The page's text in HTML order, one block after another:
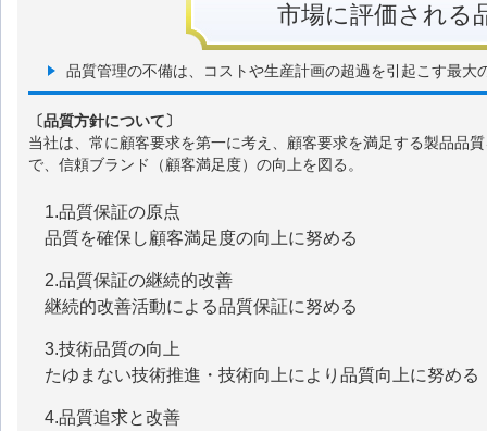
市場に評価される
品質管理の不備は、コストや生産計画の超過を引起こす最
〔品質方針について〕
当社は、常に顧客要求を第一に考え、顧客要求を満足する製品品
で、信頼ブランド（顧客満足度）の向上を図る。
1.品質保証の原点
品質を確保し顧客満足度の向上に努める
2.品質保証の継続的改善
継続的改善活動による品質保証に努める
3.技術品質の向上
たゆまない技術推進・技術向上により品質向上に努める
4.品質追求と改善